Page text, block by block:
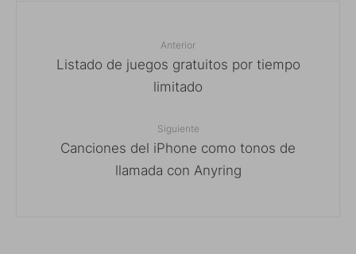
Anterior
Listado de juegos gratuitos por tiempo
limitado
Siguiente
Canciones del iPhone como tonos de
llamada con Anyring